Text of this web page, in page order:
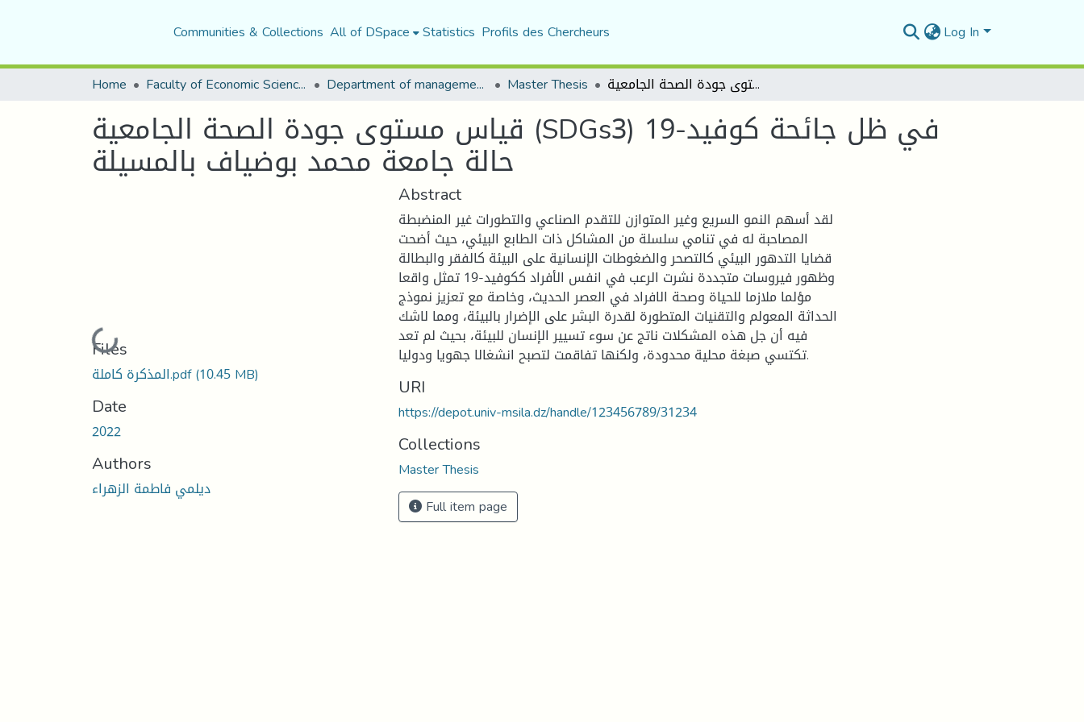
Communities & Collections All of DSpace Statistics Profils des Chercheurs Log In
Home Faculty of Economic Sciences, Commerce and Management Sciences Department of management sciences Master Thesis قياس مستوى جودة الصحة الجامعية (SDGs3) في ظل جائحة كوفيد-19 حالة جامعة محمد بوضياف بالمسيلة
قياس مستوى جودة الصحة الجامعية (SDGs3) في ظل جائحة كوفيد-19
حالة جامعة محمد بوضياف بالمسيلة
Loading...
Files
المذكرة كاملة.pdf(10.45 MB)
Date
2022
Authors
ديلمي فاطمة الزهراء
Abstract
لقد أسهم النمو السريع وغير المتوازن للتقدم الصناعي والتطورات غير المنضبطة
المصاحبة له في تنامي سلسلة من المشاكل ذات الطابع البيئي، حيث أضحت
قضايا التدهور البيئي كالتصحر والضغوطات الإنسانية على البيئة كالفقر والبطالة
وظهور فيروسات متجددة نشرت الرعب في انفس الأفراد ككوفيد-19 تمثل واقعا
مؤلما ملازما للحياة وصحة الافراد في العصر الحديث، وخاصة مع تعزيز نموذج
الحداثة المعولم والتقنيات المتطورة لقدرة البشر على الإضرار بالبيئة، ومما لاشك
فيه أن جل هذه المشكلات ناتج عن سوء تسيير الإنسان للبيئة، بحيث لم تعد
تكتسي صبغة محلية محدودة، ولكنها تفاقمت لتصبح انشغالا جهويا ودوليا.
URI
https://depot.univ-msila.dz/handle/123456789/31234
Collections
Master Thesis
Full item page